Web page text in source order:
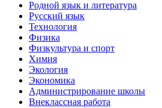
Родной язык и литература
Русский язык
Технология
Физика
Физкультура и спорт
Химия
Экология
Экономика
Администрирование школы
Внеклассная работа